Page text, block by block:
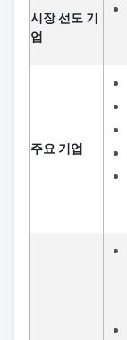
시장 선도 기
업
주요 기업